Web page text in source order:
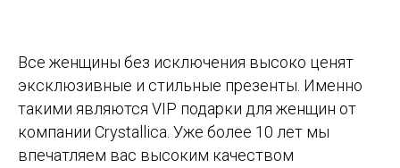
Все женщины без исключения высоко ценят
эксклюзивные и стильные презенты. Именно
такими являются VIP подарки для женщин от
компании Crystallica. Уже более 10 лет мы
впечатляем вас высоким качеством